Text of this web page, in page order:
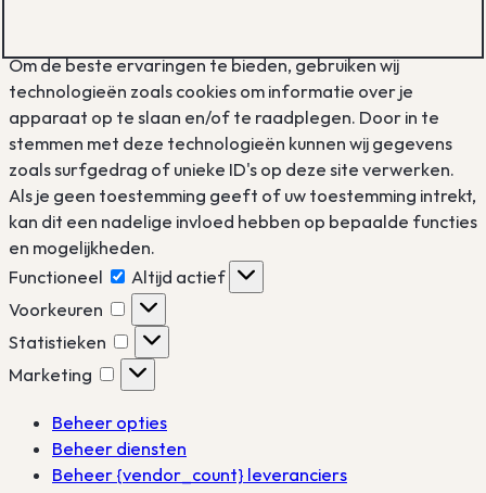
Om de beste ervaringen te bieden, gebruiken wij
technologieën zoals cookies om informatie over je
apparaat op te slaan en/of te raadplegen. Door in te
stemmen met deze technologieën kunnen wij gegevens
zoals surfgedrag of unieke ID's op deze site verwerken.
Als je geen toestemming geeft of uw toestemming intrekt,
kan dit een nadelige invloed hebben op bepaalde functies
en mogelijkheden.
Functioneel
Functioneel
Altijd actief
Voorkeuren
Voorkeuren
Statistieken
Statistieken
Marketing
Marketing
Beheer opties
Beheer diensten
Beheer {vendor_count} leveranciers